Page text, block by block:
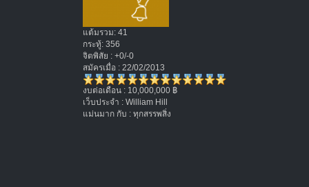
แต้มรวม: 41
กระทู้: 356
จิตพิสัย : +0/-0
สมัครเมื่อ : 22/02/2013
งบต่อเดือน : 10,000,000 ฿
เว็บประจำ : William Hill
แม่นมาก กับ : ทุกสรรพสิ่ง